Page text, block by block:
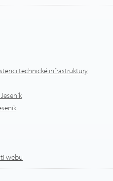
technické infrastruktury
webu